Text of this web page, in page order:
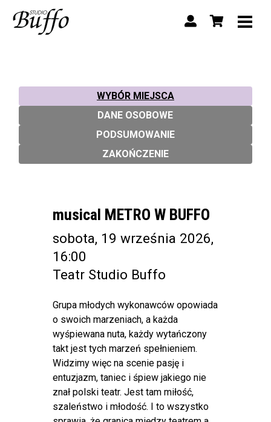
WYBÓR MIEJSCA
DANE OSOBOWE
PODSUMOWANIE
ZAKOŃCZENIE
musical METRO W BUFFO
sobota, 19 września 2026,
16:00
Teatr Studio Buffo
Grupa młodych wykonawców opowiada
o swoich marzeniach, a każda
wyśpiewana nuta, każdy wytańczony
takt jest tych marzeń spełnieniem.
Widzimy więc na scenie pasję i
entuzjazm, taniec i śpiew jakiego nie
znał polski teatr. Jest tam miłość,
szaleństwo i młodość. I to wszystko